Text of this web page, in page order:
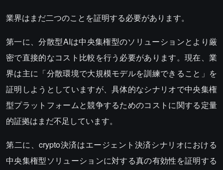
業界はまだ二つのことを証明する必要があります。
第一に、分散型AIは中央集権型のソリューションとより厳
密で直接的なコスト比較を行う必要があります。現在、業
界は主に「分散環境で大規模モデルを訓練できること」を
証明しようとしていますが、具体的なシナリオで中央集権
型プラットフォームと競争するためのコストに関する定量
的証拠はまだ不足しています。
第二に、crypto決済はエージェント決済シナリオにおける
中央集権型ソリューションに対する真の有効性を証明する